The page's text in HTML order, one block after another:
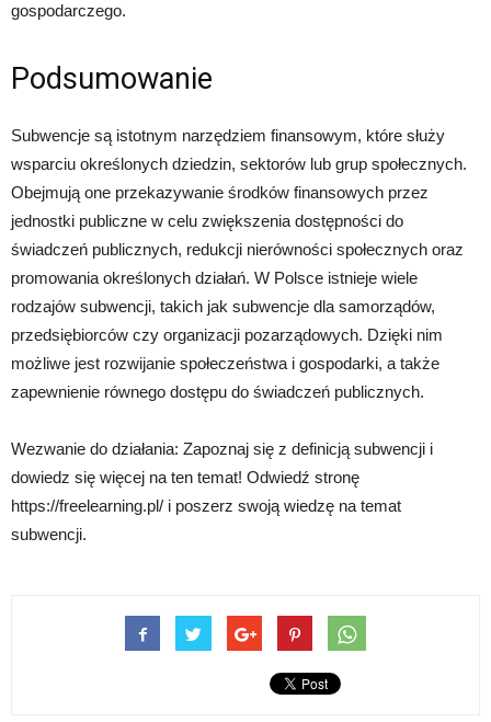
gospodarczego.
Podsumowanie
Subwencje są istotnym narzędziem finansowym, które służy
wsparciu określonych dziedzin, sektorów lub grup społecznych.
Obejmują one przekazywanie środków finansowych przez
jednostki publiczne w celu zwiększenia dostępności do
świadczeń publicznych, redukcji nierówności społecznych oraz
promowania określonych działań. W Polsce istnieje wiele
rodzajów subwencji, takich jak subwencje dla samorządów,
przedsiębiorców czy organizacji pozarządowych. Dzięki nim
możliwe jest rozwijanie społeczeństwa i gospodarki, a także
zapewnienie równego dostępu do świadczeń publicznych.
Wezwanie do działania: Zapoznaj się z definicją subwencji i
dowiedz się więcej na ten temat! Odwiedź stronę
https://freelearning.pl/ i poszerz swoją wiedzę na temat
subwencji.